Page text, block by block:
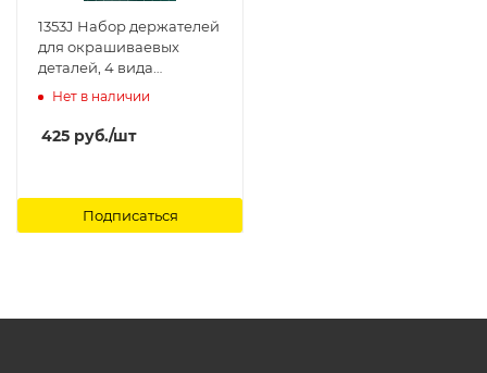
1353J Набор держателей
для окрашиваевых
деталей, 4 вида
держателей Jas
Нет в наличии
425 руб./шт
Подписаться